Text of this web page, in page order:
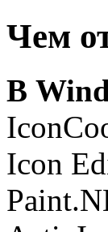
Чем
В
Icon